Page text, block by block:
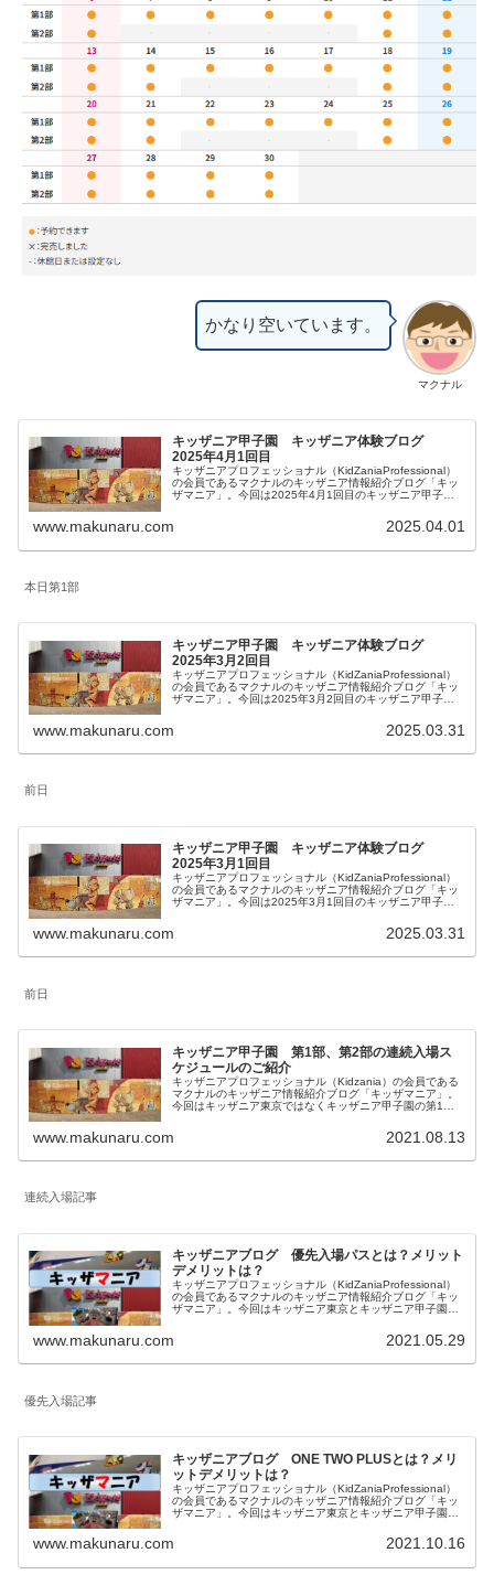
マクナル
かなり空いています。
キッザニア甲子園 キッザニア体験ブログ
2025年4月1回目
キッザニアプロフェッショナル（KidZaniaProfessional）
の会員であるマクナルのキッザニア情報紹介ブログ「キッ
ザマニア」。今回は2025年4月1回目のキッザニア甲子園
www.makunaru.com 2025.04.01
本日第1部
キッザニア甲子園 キッザニア体験ブログ
2025年3月2回目
キッザニアプロフェッショナル（KidZaniaProfessional）
の会員であるマクナルのキッザニア情報紹介ブログ「キッ
ザマニア」。今回は2025年3月2回目のキッザニア甲子園
www.makunaru.com 2025.03.31
前日
キッザニア甲子園 キッザニア体験ブログ
2025年3月1回目
キッザニアプロフェッショナル（KidZaniaProfessional）
の会員であるマクナルのキッザニア情報紹介ブログ「キッ
ザマニア」。今回は2025年3月1回目のキッザニア甲子園
www.makunaru.com 2025.03.31
前日
キッザニア甲子園 第1部、第2部の連続入場ス
ケジュールのご紹介
キッザニアプロフェッショナル（Kidzania）の会員である
マクナルのキッザニア情報紹介ブログ「キッザマニア」。
今回はキッザニア東京ではなくキッザニア甲子園の第1
www.makunaru.com 2021.08.13
連続入場記事
キッザニアブログ 優先入場パスとは？メリット
デメリットは？
キッザニアプロフェッショナル（KidZaniaProfessional）
の会員であるマクナルのキッザニア情報紹介ブログ「キッ
ザマニア」。今回はキッザニア東京とキッザニア甲子園の
ス」について内容とメリットデメリットを私見を含めてご
紹介します。
www.makunaru.com 2021.05.29
優先入場記事
キッザニアブログ ONE TWO PLUSとは？メリ
ットデメリットは？
キッザニアプロフェッショナル（KidZaniaProfessional）
の会員であるマクナルのキッザニア情報紹介ブログ「キッ
ザマニア」。今回はキッザニア東京とキッザニア甲子園の
とメリットデメリットを私見を含めてご紹介します。
www.makunaru.com 2021.10.16